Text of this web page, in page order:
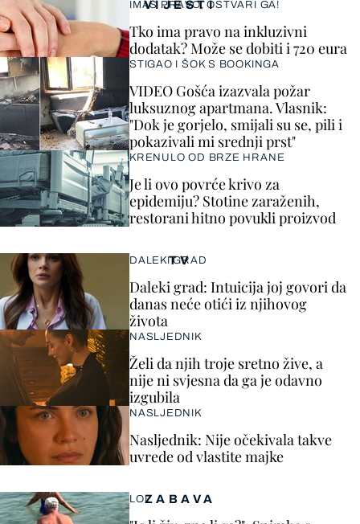
VIJESTI
IMAŠ PRAVO, OSTVARI GA!
Tko ima pravo na inkluzivni
dodatak? Može se dobiti i 720 eura
STIGAO I ŠOK S BOOKINGA
VIDEO Gošća izazvala požar
luksuznog apartmana. Vlasnik:
"Dok je gorjelo, smijali su se, pili i
pokazivali mi srednji prst"
KRENULO OD BRZE HRANE
Je li ovo povrće krivo za
epidemiju? Stotine zaraženih,
restorani hitno povukli proizvod
ZABAVA
LOL
TV
DALEKI GRAD
Daleki grad: Intuicija joj govori da
danas neće otići iz njihovog
života
NASLJEDNIK
Želi da njih troje sretno žive, a
nije ni svjesna da ga je odavno
izgubila
NASLJEDNIK
Nasljednik: Nije očekivala takve
uvrede od vlastite majke